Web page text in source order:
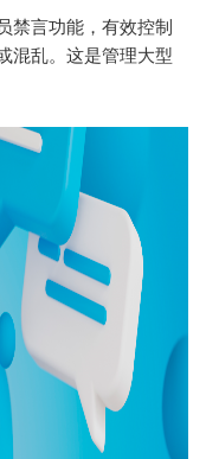
禁言功能，有效控制
混乱。这是管理大型